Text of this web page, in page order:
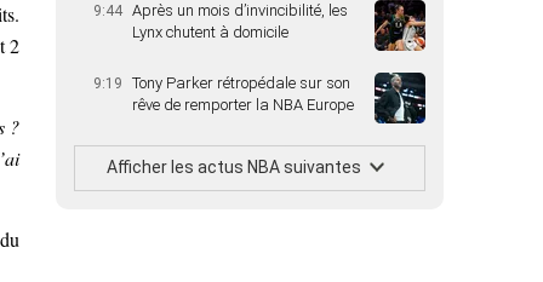
2
?
9:44 Après un mois d’invincibilité, les
Lynx chutent à domicile
9:19
Tony Parker rétropédale sur son
rêve de remporter la NBA Europe
Afficher les actus NBA suivantes